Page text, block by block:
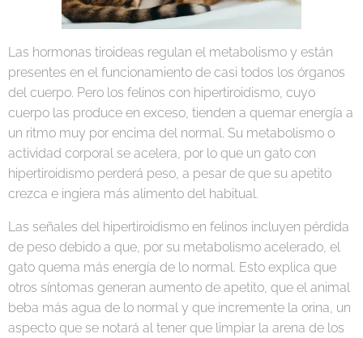
Las hormonas tiroideas regulan el metabolismo y están
presentes en el funcionamiento de casi todos los órganos
del cuerpo. Pero los felinos con hipertiroidismo, cuyo
cuerpo las produce en exceso, tienden a quemar energía a
un ritmo muy por encima del normal. Su metabolismo o
actividad corporal se acelera, por lo que un gato con
hipertiroidismo perderá peso, a pesar de que su apetito
crezca e ingiera más alimento del habitual.
Las señales del hipertiroidismo en felinos incluyen pérdida
de peso debido a que, por su metabolismo acelerado, el
gato quema más energía de lo normal. Esto explica que
otros síntomas generan aumento de apetito, que el animal
beba más agua de lo normal y que incremente la orina, un
aspecto que se notará al tener que limpiar la arena de los